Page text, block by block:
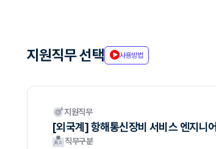
지원직무 선택 사용방법
지원직무
[외국계] 항해통신장비 서비스 엔지니어
직무구분